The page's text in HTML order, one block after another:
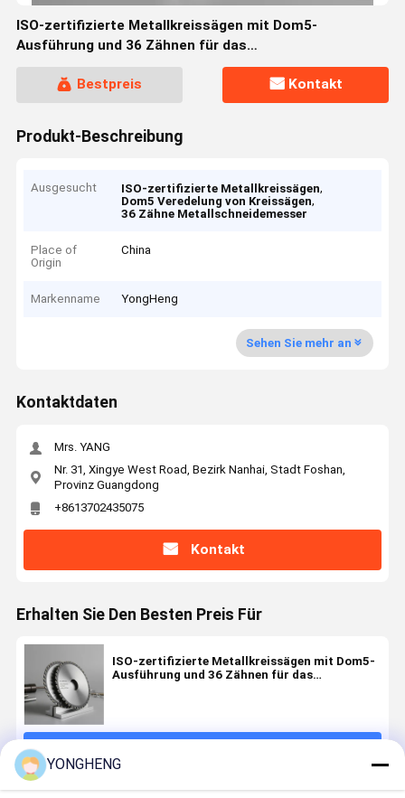
ISO-zertifizierte Metallkreissägen mit Dom5-
Ausführung und 36 Zähnen für das
Bestpreis
Kontakt
Produkt-Beschreibung
Ausgesucht ISO-zertifizierte Metallkreissägen,
Dom5 Veredelung von Kreissägen,
36 Zähne Metallschneidemesser
Place of
Origin
China
Markenname YongHeng
Sehen Sie mehr an
Kontaktdaten
Mrs. YANG
Nr. 31, Xingye West Road, Bezirk Nanhai, Stadt Foshan,
Provinz Guangdong
+8613702435075
Kontakt
Erhalten Sie Den Besten Preis Für
ISO-zertifizierte Metallkreissägen mit Dom5-
Ausführung und 36 Zähnen für das
YONGHENG